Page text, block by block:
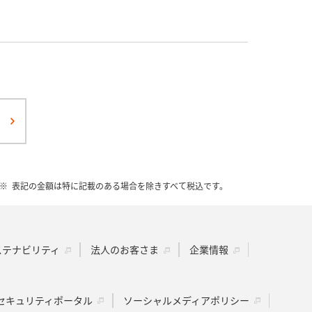
表記の金額は特に記載のある場合を除きすべて税込です。
ナビリティ 法人のお客さま 企業情報
キュリティポータル ソーシャルメディアポリシー